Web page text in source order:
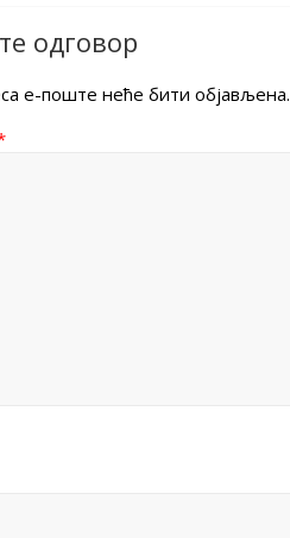
одговор
е-поште неће бити објављена.